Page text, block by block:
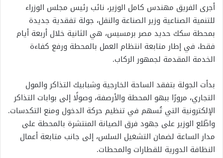
أجرى الفريق مهندس كامل الوزير، نائب رئيس مجلس الوزراء
للتنمية الصناعية وزير الصناعة والنقل، جولة تفقدية جديدة
بمحطة سكك حديد مصر برمسيس، هي الثانية خلال أربعة أيام
فقط، في إطار متابعة انتظام العمل بالمحطة ورفع كفاءة
الخدمة المقدمة لجمهور الركاب.
بدأت الجولة بتفقد الساحة الخارجية وشبابيك التذاكر والمول
التجاري، مرورًا ببهو المحطة والأرصفة، وصولًا إلى بوابات التذاكر
الإلكترونية التي تُسهم في تنظيم حركة الدخول ومنع التكدسات.
واطّلع الوزير على جهود فرق الصيانة المنتشرة بالمحطة على
مدار الساعة لضمان التشغيل السلس، إلى جانب متابعة أعمال
النظافة الدورية للقطارات والمحطات.